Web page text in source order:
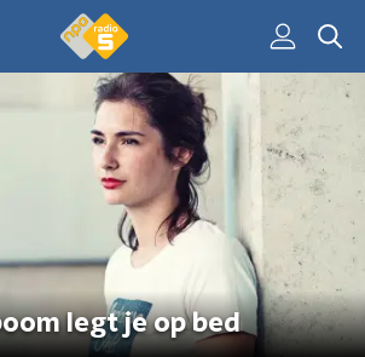
legt je op bed